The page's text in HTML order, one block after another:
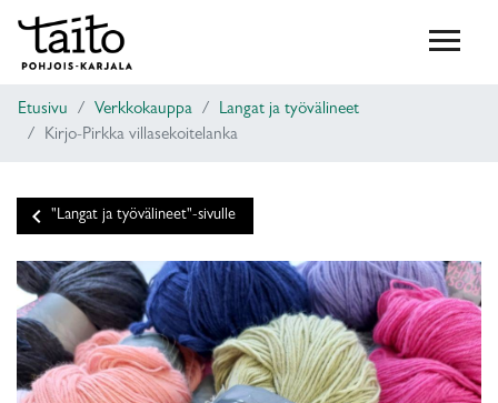
Etusivu Verkkokauppa
Langat ja työvälineet
Kirjo-Pirkka villasekoitelanka
keyboard_arrow_left "Langat ja työvälineet"-sivulle